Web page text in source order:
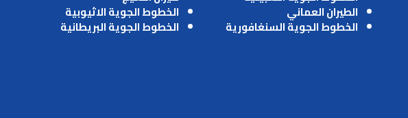
الطيران العماني
الخطوط الجوية السنغافورية
الخطوط الجوية الاثيوبية
الخطوط الجوية البريطانية